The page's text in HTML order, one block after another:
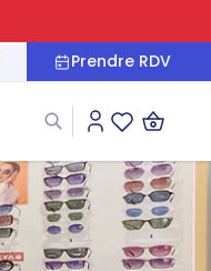
Prendre RDV
Connexion